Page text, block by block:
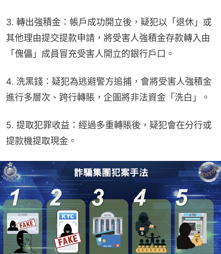
3. 轉出強積金：帳戶成功開立後，疑犯以「退休」或
其他理由提交提款申請，將受害人強積金存款轉入由
「傀儡」成員冒充受害人開立的銀行戶口。
4. 洗黑錢：疑犯為逃避警方追捕，會將受害人強積金
進行多層次、跨行轉賬，企圖將非法資金「洗白」。
5. 提取犯罪收益：經過多重轉賬後，疑犯會在分行或
提款機提取現金。